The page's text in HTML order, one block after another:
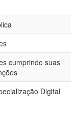
cumprindo suas
Digital